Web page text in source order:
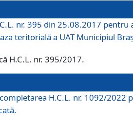
nr. 395 din 25.08.2017
teritorială a UAT Municipiul
H.C.L. nr. 395/2017.
H.C.L. nr. 1092/